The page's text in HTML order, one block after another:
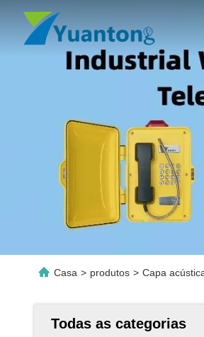
Casa > produtos > Capa
Todas as categorias